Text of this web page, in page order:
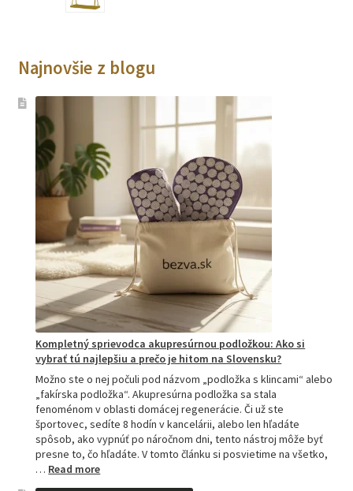
Najnovšie z blogu
Kompletný sprievodca akupresúrnou podložkou: Ako si
vybrať tú najlepšiu a prečo je hitom na Slovensku?
Možno ste o nej počuli pod názvom „podložka s klincami“ alebo
„fakírska podložka“. Akupresúrna podložka sa stala
fenoménom v oblasti domácej regenerácie. Či už ste
športovec, sedíte 8 hodín v kancelárii, alebo len hľadáte
spôsob, ako vypnúť po náročnom dni, tento nástroj môže byť
presne to, čo hľadáte. V tomto článku si posvietime na všetko,
… Read more: